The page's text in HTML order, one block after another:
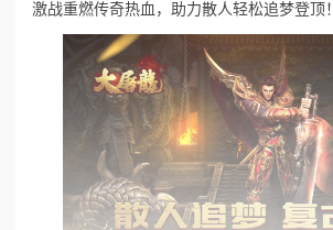
激战重燃传奇热血，助力散人轻松追梦登顶！